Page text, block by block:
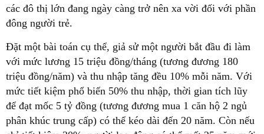
các đô thị lớn đang ngày càng trở nên xa vời đối với phần
đông người trẻ.
Đặt một bài toán cụ thể, giả sử một người bắt đầu đi làm
với mức lương 15 triệu đồng/tháng (tương đương 180
triệu đồng/năm) và thu nhập tăng đều 10% mỗi năm. Với
mức tiết kiệm phổ biến 50% thu nhập, thời gian tích lũy
để đạt mốc 5 tỷ đồng (tương đương mua 1 căn hộ 2 ngủ
phân khúc trung cấp) có thể kéo dài đến 20 năm. Còn nếu